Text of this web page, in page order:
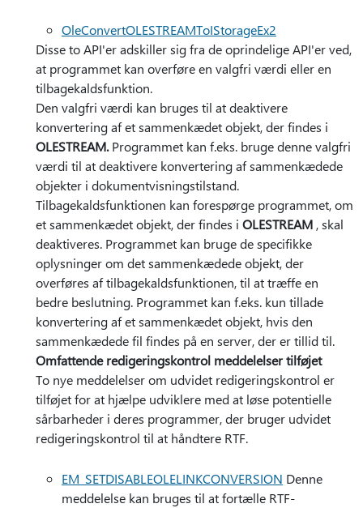
OleConvertOLESTREAMToIStorageEx2
Disse to API'er adskiller sig fra de oprindelige API'er ved,
at programmet kan overføre en valgfri værdi eller en
tilbagekaldsfunktion.
Den valgfri værdi kan bruges til at deaktivere
konvertering af et sammenkædet objekt, der findes i
OLESTREAM.Programmet kan f.eks. bruge denne valgfri
værdi til at deaktivere konvertering af sammenkædede
objekter i dokumentvisningstilstand.
Tilbagekaldsfunktionen kan forespørge programmet, om
et sammenkædet objekt, der findes i OLESTREAM , skal
deaktiveres. Programmet kan bruge de specifikke
oplysninger om det sammenkædede objekt, der
overføres af tilbagekaldsfunktionen, til at træffe en
bedre beslutning. Programmet kan f.eks. kun tillade
konvertering af et sammenkædet objekt, hvis den
sammenkædede fil findes på en server, der er tillid til.
Omfattende redigeringskontrol meddelelser tilføjet
To nye meddelelser om udvidet redigeringskontrol er
tilføjet for at hjælpe udviklere med at løse potentielle
sårbarheder i deres programmer, der bruger udvidet
redigeringskontrol til at håndtere RTF.
EM_SETDISABLEOLELINKCONVERSION Denne
meddelelse kan bruges til at fortælle RTF-